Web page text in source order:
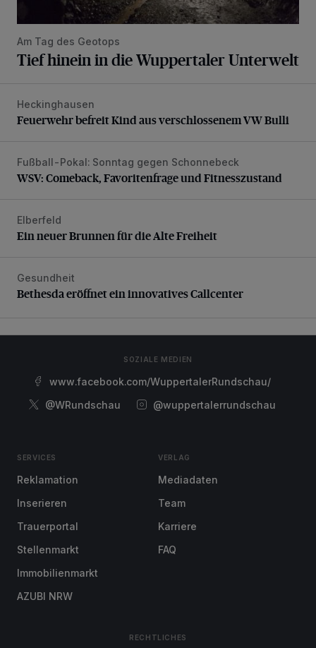
Am Tag des Geotops
Tief hinein in die Wuppertaler Unterwelt
Feuerwehr befreit Kind aus verschlossenem VW Bulli
Heckinghausen
Feuerwehr befreit Kind aus verschlossenem VW Bulli
WSV: Comeback, Favoritenfrage und Fitnesszustand
Fußball-Pokal: Sonntag gegen Schonnebeck
WSV: Comeback, Favoritenfrage und Fitnesszustand
Ein neuer Brunnen für die Alte Freiheit
Elberfeld
Ein neuer Brunnen für die Alte Freiheit
Bethesda eröffnet ein innovatives Callcenter
Gesundheit
Bethesda eröffnet ein innovatives Callcenter
SOZIALE MEDIEN
www.facebook.com/WuppertalerRundschau/
@WRundschau
@wuppertalerrundschau
SERVICES
Reklamation
Inserieren
Trauerportal
Stellenmarkt
Immobilienmarkt
AZUBI NRW
VERLAG
Mediadaten
Team
Karriere
FAQ
RECHTLICHES